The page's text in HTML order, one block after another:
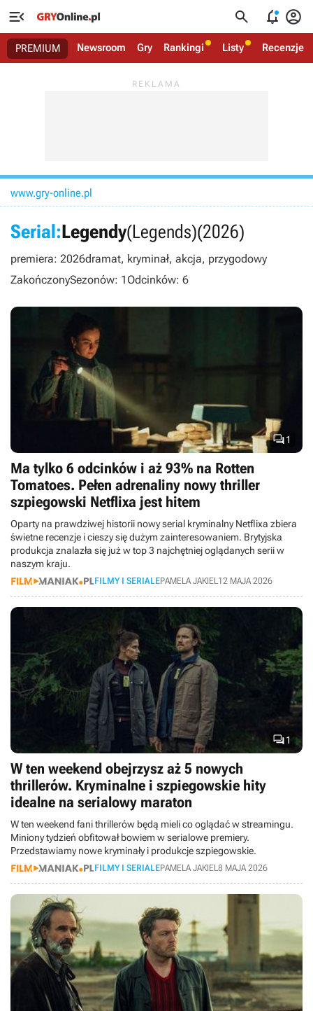
   
PREMIUM Newsroom Gry Rankingi Listy Recenzje
www.gry-online.pl
Serial:Legendy(Legends)(2026)
premiera: 2026dramat, kryminał, akcja, przygodowy
ZakończonySezonów: 1 Odcinków: 6
1
Ma tylko 6 odcinków i aż 93% na Rotten
Tomatoes. Pełen adrenaliny nowy thriller
szpiegowski Netflixa jest hitem
Oparty na prawdziwej historii nowy serial kryminalny Netflixa zbiera
świetne recenzje i cieszy się dużym zainteresowaniem. Brytyjska
produkcja znalazła się już w top 3 najchętniej oglądanych serii w
naszym kraju.
FILMY I SERIALEPAMELA JAKIEL12 MAJA 2026
1
W ten weekend obejrzysz aż 5 nowych
thrillerów. Kryminalne i szpiegowskie hity
idealne na serialowy maraton
W ten weekend fani thrillerów będą mieli co oglądać w streamingu.
Miniony tydzień obfitował bowiem w serialowe premiery.
Przedstawiamy nowe kryminały i produkcje szpiegowskie.
FILMY I SERIALEPAMELA JAKIEL8 MAJA 2026